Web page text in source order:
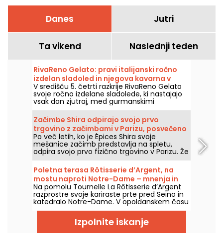
Danes Jutri
Ta vikend Naslednji teden
RivaReno Gelato: pravi italijanski ročno
izdelan sladoled in njegova kavarna v
Quartier Latin
V središču 5. četrti razkrije RivaReno Gelato
svoje ročno izdelane sladolede, ki nastajajo
vsak dan zjutraj, med gurmanskimi
italijanskimi specialitetami, sadnimi sorbeti in
prostorom coffee shopa. Neizogibna
sladoledarna v tej četrti!
Začimbe Shira odpirajo svojo prvo
trgovino z začimbami v Parizu, posvečeno
začimbam in mediteranski kuhinji.
Po več letih, ko je Épices Shira svoje
mešanice začimb predstavlja na spletu,
odpira svojo prvo fizično trgovino v Parizu. Že
od septembra 2026 bo blagovna znamka
prisotna na Marché Saint-Martin v desetem
okrožju, kjer bo na voljo trgovina z živili,
ponudba sredozemskih jedi za vzeti s seboj
in izbor finih izdelkov z vsega sveta.
Poletna terasa Rôtisserie d’Argent, na
mostu naproti Notre-Dame – mnenja in
fotografije
Na pomolu Tournelle La Rôtisserie d’Argent
razprostre svoje kariraste prte pred Seino in
katedralo Notre-Dame. V opoldanskem času
ali zvečer ta poletna terasa ponuja velike
klasike bistroja, ki jih preobraža kuhar
Romuald Sinnan, v zelo idiličnem vzdušju, ki
pa tokrat jedi ne žrtvuje zaradi pogleda.
Izpolnite iskanje